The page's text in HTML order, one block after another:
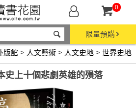
0
限量預購
版館 > 人文藝術 > 人文史地 > 世界史地
史上十個悲劇英雄的殞落